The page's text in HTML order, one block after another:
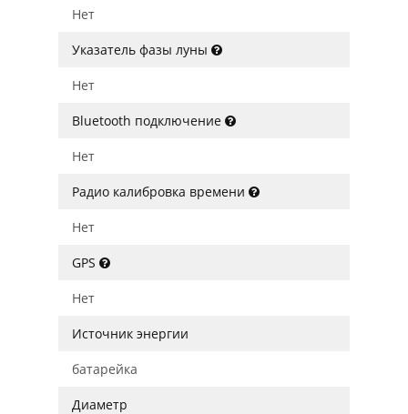
Нет
Указатель фазы луны
Нет
Bluetooth подключение
Нет
Радио калибровка времени
Нет
GPS
Нет
Источник энергии
батарейка
Диаметр